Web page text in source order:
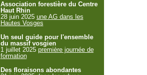
Association forestière du Centre
Haut Rhin
28 juin 2025 une AG dans les
Hautes Vosges
Un seul guide pour l'ensemble
du massif vosgien
1 juillet 2025 première journée de
formation
Des floraisons abondantes